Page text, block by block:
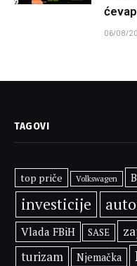
06/08/
TAGOVI
top priče Volkswagen
investicije
Vlada FBiH SASE
turizam
Njemačka